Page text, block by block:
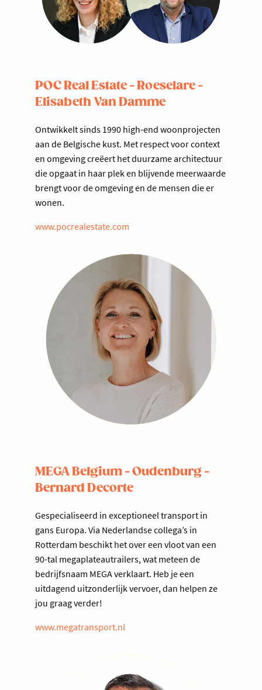
POC Real Estate - Roeselare -
Elisabeth Van Damme
Ontwikkelt sinds 1990 high-end woonprojecten
aan de Belgische kust. Met respect voor context
en omgeving creëert het duurzame architectuur
die opgaat in haar plek en blijvende meerwaarde
brengt voor de omgeving en de mensen die er
wonen.
www.pocrealestate.com
MEGA Belgium - Oudenburg -
Bernard Decorte
Gespecialiseerd in exceptioneel transport in
gans Europa. Via Nederlandse collega’s in
Rotterdam beschikt het over een vloot van een
90-tal megaplateautrailers, wat meteen de
bedrijfsnaam MEGA verklaart. Heb je een
uitdagend uitzonderlijk vervoer, dan helpen ze
jou graag verder!
www.megatransport.nl